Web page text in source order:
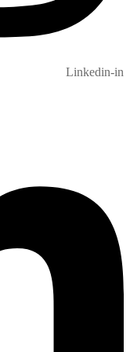
Linkedin-in